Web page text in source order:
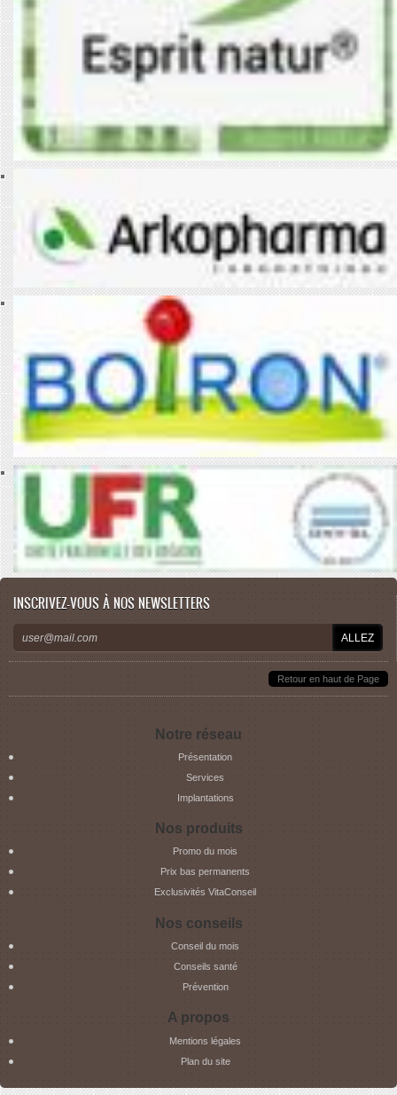
INSCRIVEZ-VOUS À NOS NEWSLETTERS
Retour en haut de Page
Notre réseau
Présentation
Services
Implantations
Nos produits
Promo du mois
Prix bas permanents
Exclusivités VitaConseil
Nos conseils
Conseil du mois
Conseils santé
Prévention
A propos
Mentions légales
Plan du site